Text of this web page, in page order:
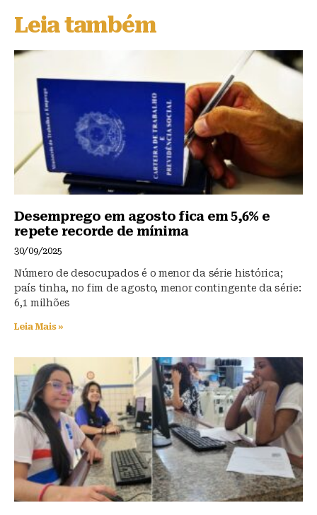
s
k
y
e
b
o
k
s
A
p
Leia também
Desemprego em agosto fica em 5,6% e
repete recorde de mínima
30/09/2025
Número de desocupados é o menor da série histórica;
país tinha, no fim de agosto, menor contingente da série:
6,1 milhões
Leia Mais »